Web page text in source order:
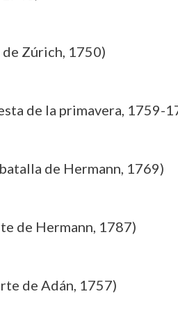
Zúrich, 1750)
de la primavera, 1759-
de Hermann, 1769)
de Hermann, 1787)
de Adán, 1757)